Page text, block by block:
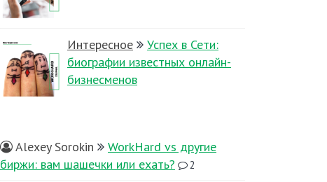
Интересное
Успех в Сети:
биографии известных онлайн-
бизнесменов
Alexey Sorokin
WorkHard vs другие
биржи: вам шашечки или ехать?
2